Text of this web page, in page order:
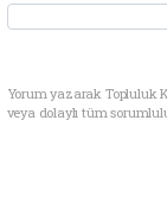
Yorum yazarak Topluluk
veya dolaylı tüm